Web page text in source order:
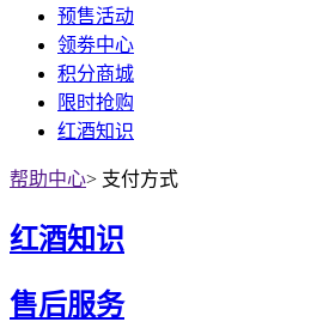
预售活动
领劵中心
积分商城
限时抢购
红酒知识
帮助中心> 支付方式
红酒知识
售后服务